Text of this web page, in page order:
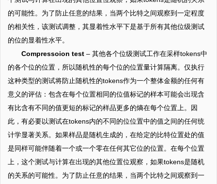
的可能性。为了防止任意的结果，当两个比特之间观察到一定程度
的相关性，该测试调整，其显着性水平下是基于所有其他位级测试
的位的显着性水平。
Compressoion test – 其他各个位级测试工作在采样tokens中
的各个位的位置，所以随机性的每个位的位置量计算隔离。仅执行
这种类型的测试将防止随机性的tokens作为一个整体金额的任何有
意义的评估：包含在每个位置相同的位值标记的样本可能会出现含
有比含有不同的值更短的标记的样品更多的熵在每个位置上。因
此，有必要以测试在tokens内的不同的位位置中的值之间的任何统
计学显著关系。如果样品是随机生成的，在给定的比特位置处的值
是同样可能伴随着一个或一个零在任何其它位的位置。在每个位置
上，这个测试与计算在出现的其他位置位观察，如果tokens是随机
的关系的可能性。为了防止任意的结果，当两个比特之间观察到一